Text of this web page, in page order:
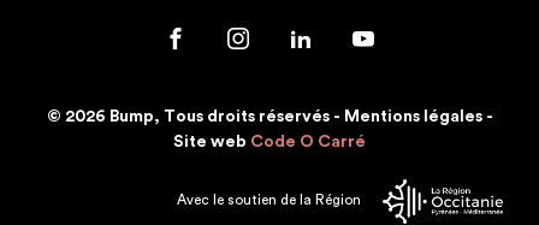
© 2026 Bump, Tous droits réservés - Mentions légales-
Site web Code O Carré
Avec le soutien de la Région